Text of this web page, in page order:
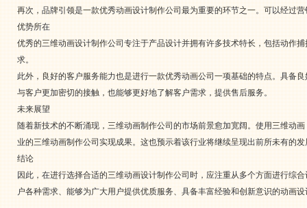
再次，品牌引领是一款优秀动画设计制作公司最为重要的环节之一。可以经过
优势所在
优秀的三维动画设计制作公司专注于产品设计并拥有许多技术特长，包括动作
求。
此外，良好的客户服务能力也是进行一款优秀动画公司一项基础的特点。具备
与客户更加密切的接触，也能够更好地了解客户需求，提供售后服务。
未来展望
随着新技术的不断涌现，三维动画制作公司的市场前景愈加宽阔。使用三维动
业的三维动画制作公司实现成果。这也预示着该行业将继续呈现出前所未有的发
结论
因此，在进行选择合适的三维动画设计制作公司时，应注重从多个方面进行综
户各种需求、能够为广大用户提供优质服务、具备丰富经验和创新意识的动画